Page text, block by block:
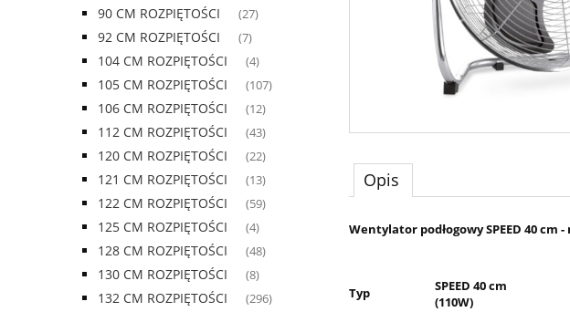
90 CM ROZPIĘTOŚCI (27)
92 CM ROZPIĘTOŚCI (7)
104 CM ROZPIĘTOŚCI (4)
105 CM ROZPIĘTOŚCI (107)
106 CM ROZPIĘTOŚCI (12)
112 CM ROZPIĘTOŚCI (43)
120 CM ROZPIĘTOŚCI (22)
121 CM ROZPIĘTOŚCI (13)
122 CM ROZPIĘTOŚCI (59)
125 CM ROZPIĘTOŚCI (4)
128 CM ROZPIĘTOŚCI (48)
130 CM ROZPIĘTOŚCI (8)
132 CM ROZPIĘTOŚCI (296)
Opis
Wentylator podłogowy SPEED 40 cm -
Typ
SPEED 40 cm
(110W)